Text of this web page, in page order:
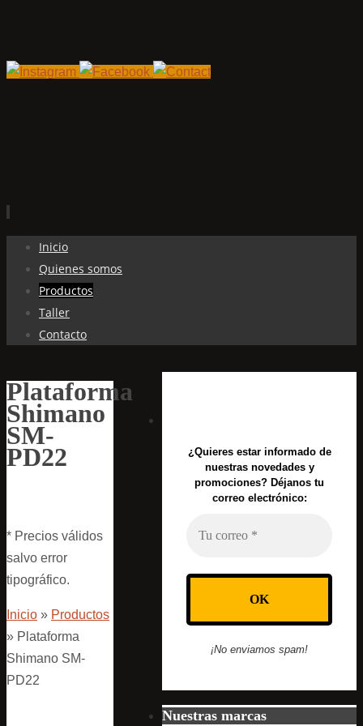
contenido
Inicio
Quienes somos
Productos
Taller
Contacto
Plataforma
Shimano
SM-
PD22
* Precios válidos
salvo error
tipográfico.
Inicio » Productos
» Plataforma
Shimano SM-
PD22
¿Quieres estar informado de
nuestras novedades y
promociones? Déjanos tu
correo electrónico:
¡No enviamos spam!
Nuestras marcas